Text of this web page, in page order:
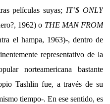
películas suyas; IT’$ ONLY
1962) o THE MAN FROM
el hampa, 1963)-, dentro de
representativo de la
norteamericana bastante
Tashlin fue, a través de su
tiempo-. En ese sentido, es